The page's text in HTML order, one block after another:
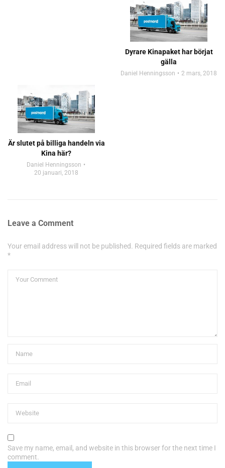
Dyrare Kinapaket har börjat
gälla
Daniel Henningsson 2 mars, 2018
Är slutet på billiga handeln via
Kina här?
Daniel Henningsson
20 januari, 2018
Leave a Comment
Your email address will not be published. Required fields are marked
*
Save my name, email, and website in this browser for the next time I
comment.